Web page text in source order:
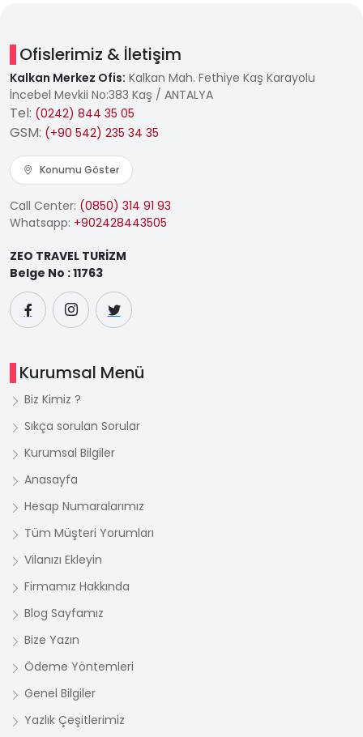
Ofislerimiz & İletişim
Kalkan Merkez Ofis: Kalkan Mah. Fethiye Kaş Karayolu
İncebel Mevkii No:383 Kaş / ANTALYA
Tel: (0242) 844 35 05
GSM: (+90 542) 235 34 35
Konumu Göster
Call Center: (0850) 314 91 93
Whatsapp: +902428443505
ZEO TRAVEL TURİZM
Belge No : 11763
Kurumsal Menü
Biz Kimiz ?
Sıkça sorulan Sorular
Kurumsal Bilgiler
Anasayfa
Hesap Numaralarımız
Tüm Müşteri Yorumları
Vilanızı Ekleyin
Firmamız Hakkında
Blog Sayfamız
Bize Yazın
Ödeme Yöntemleri
Genel Bilgiler
Yazlık Çeşitlerimiz